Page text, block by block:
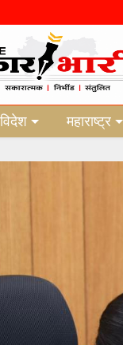
महाराष्ट्र